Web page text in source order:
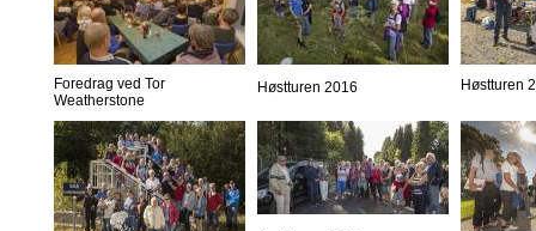
Foredrag ved Tor
Weatherstone
Høstturen 2016 Høstturen